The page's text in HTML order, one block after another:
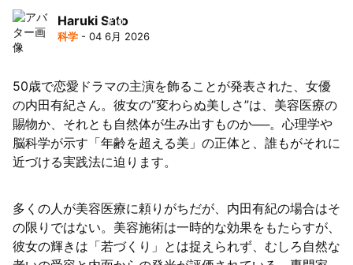
訪問中
止 復旧見通し立たず 半導体集積地に
#10
陸
Haruki Sato
科学 - 04 6月 2026
50歳で恋愛ドラマの主演を飾ることが発表された、女優
の内田有紀さん。彼女の”変わらぬ美しさ”は、美容医療の
賜物か、それとも自然体が生み出すものか──。心理学や
脳科学が示す「年齢を超える美」の正体と、誰もがそれに
近づける実践法に迫ります。
多くの人が美容医療に頼りがちだが、内田有紀の場合はそ
の限りではない。美容施術は一時的な効果をもたらすが、
彼女の輝きは「若づくり」とは捉えられず、むしろ自然な